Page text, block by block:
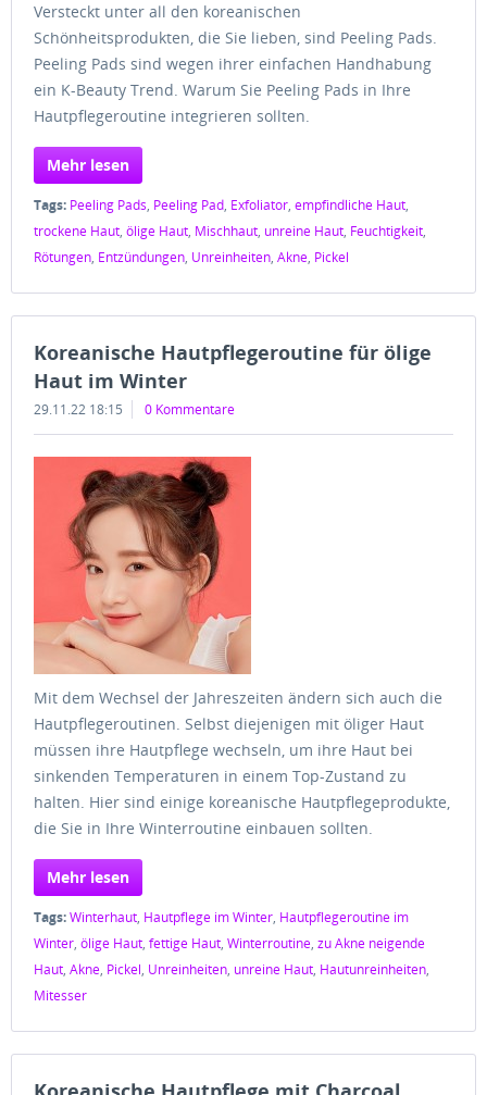
Versteckt unter all den koreanischen
Schönheitsprodukten, die Sie lieben, sind Peeling Pads.
Peeling Pads sind wegen ihrer einfachen Handhabung
ein K-Beauty Trend. Warum Sie Peeling Pads in Ihre
Hautpflegeroutine integrieren sollten.
Mehr lesen
Tags: Peeling Pads, Peeling Pad, Exfoliator, empfindliche Haut,
trockene Haut, ölige Haut, Mischhaut, unreine Haut, Feuchtigkeit,
Rötungen, Entzündungen, Unreinheiten, Akne, Pickel
Koreanische Hautpflegeroutine für ölige
Haut im Winter
29.11.22 18:15 0 Kommentare
Mit dem Wechsel der Jahreszeiten ändern sich auch die
Hautpflegeroutinen. Selbst diejenigen mit öliger Haut
müssen ihre Hautpflege wechseln, um ihre Haut bei
sinkenden Temperaturen in einem Top-Zustand zu
halten. Hier sind einige koreanische Hautpflegeprodukte,
die Sie in Ihre Winterroutine einbauen sollten.
Mehr lesen
Tags:Winterhaut, Hautpflege im Winter, Hautpflegeroutine im
Winter, ölige Haut, fettige Haut, Winterroutine, zu Akne neigende
Haut, Akne, Pickel, Unreinheiten, unreine Haut, Hautunreinheiten,
Mitesser